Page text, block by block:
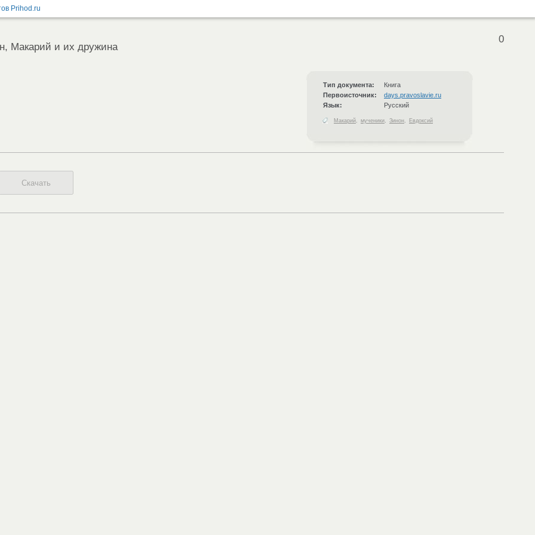
0
Макарий и их дружина
Тип документа:
Книга
Первоисточник:
days.pravoslavie.ru
Язык:
Русский
Макарий, мученики, Зинон, Евдоксий